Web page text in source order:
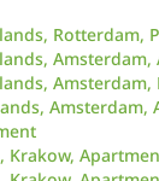
Rotterdam,
Amsterdam,
Amsterdam,
Amsterdam,
Krakow,